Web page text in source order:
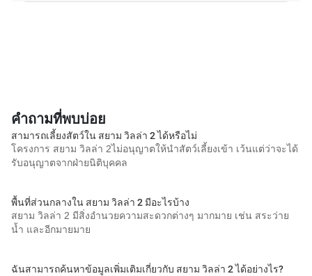
คำถามที่พบบ่อย
สามารถเลี้ยงสัตว์ใน สยาม วิลล่า 2 ได้หรือไม่
โครงการ สยาม วิลล่า 2ไม่อนุญาตให้นำสัตว์เลี้ยงเข้า เว้นแต่ว่าจะได้
รับอนุญาตจากฝ่ายนิติบุคคล
พื้นที่ส่วนกลางใน สยาม วิลล่า 2 มีอะไรบ้าง
สยาม วิลล่า 2 มีสิ่งอำนวยความสะดวกต่างๆ มากมาย เช่น สระว่าย
น้ำ และอีกมายมาย
ฉันสามารถค้นหาข้อมูลเพิ่มเติมเกี่ยวกับ สยาม วิลล่า 2 ได้อย่างไร?